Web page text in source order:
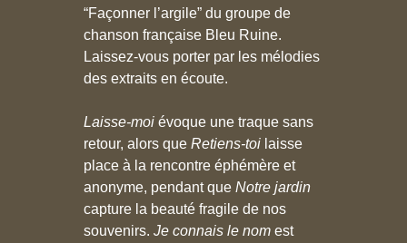
“Façonner l’argile” du groupe de
chanson française Bleu Ruine.
Laissez-vous porter par les mélodies
des extraits en écoute.
Laisse-moi évoque une traque sans
retour, alors que Retiens-toi laisse
place à la rencontre éphémère et
anonyme, pendant que Notre jardin
capture la beauté fragile de nos
souvenirs. Je connais le nom est